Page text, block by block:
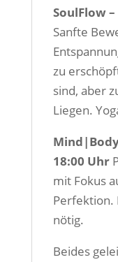
SoulFlow
Sanfte
zu
sind, aber
Liegen.
18:00 Uhr
mit Fokus
Perfektion.
nötig.
Beides